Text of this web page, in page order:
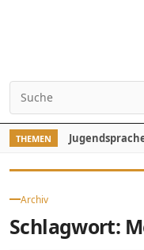
Search for:
THEMEN
Archiv
Schlagwort: